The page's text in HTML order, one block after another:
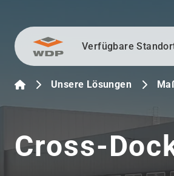
Zum Inhalt wechseln
Verfügbare
Unsere Lösungen
Cross-